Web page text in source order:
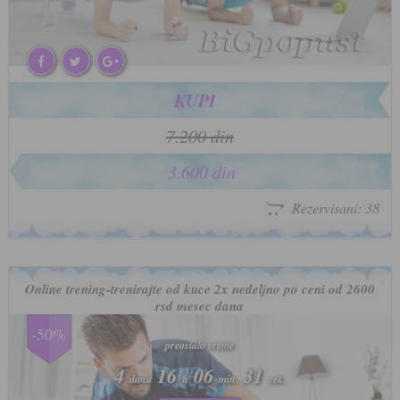
KUPI
7.200 din
3.600 din
Rezervisani: 38
Online trening-trenirajte od kuce 2x nedeljno po ceni od 2600
rsd mesec dana
-50%
preostalo vreme
4dana 16h 06min. 28 sek.
preostalo vreme
4dana 16h 06min. 28 sek.